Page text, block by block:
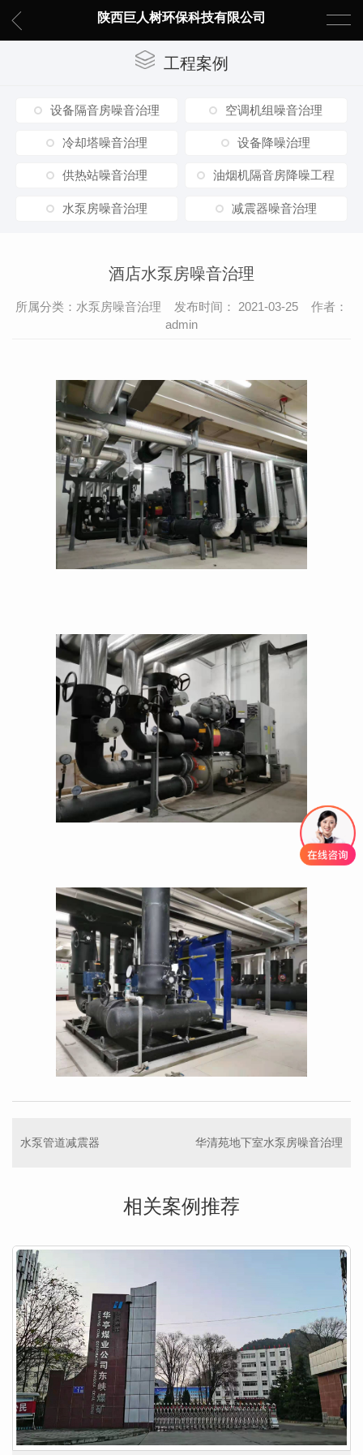
陕西巨人树环保科技有限公司
工程案例
设备隔音房噪音治理 空调机组噪音治理
冷却塔噪音治理 设备降噪治理
供热站噪音治理 油烟机隔音房降噪工程
水泵房噪音治理 减震器噪音治理
酒店水泵房噪音治理
所属分类：水泵房噪音治理 发布时间： 2021-03-25 作者：
admin
水泵管道减震器 华清苑地下室水泵房噪音治理
相关案例推荐